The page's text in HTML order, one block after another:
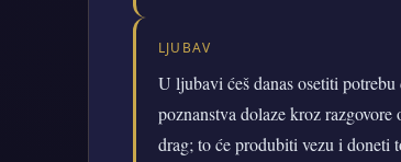
LJUBAV
U ljubavi ćeš danas osetiti
poznanstva dolaze kroz
drag; to će produbiti vezu i doneti